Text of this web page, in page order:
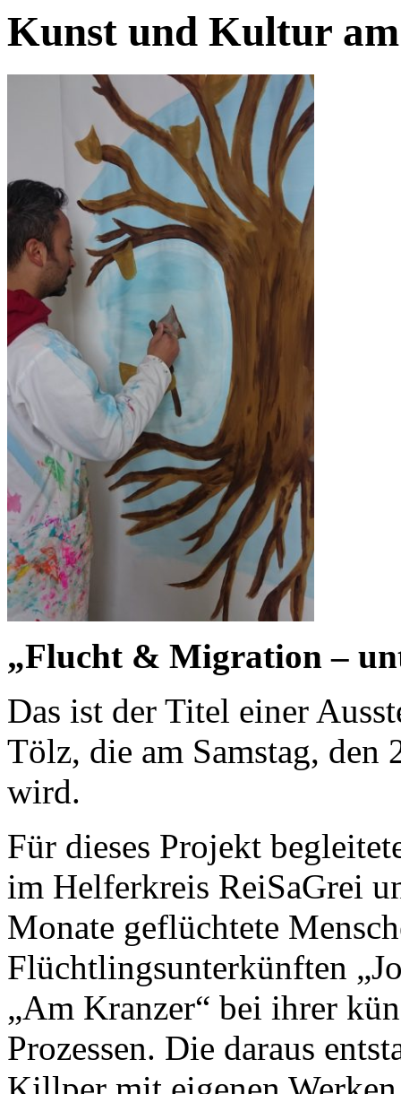
Kunst und Kultur
„Flucht & Migration –
Das ist der Titel einer
Tölz, die am Samstag,
wird.
Für dieses Projekt
im Helferkreis ReiSaGrei
Monate geflüchtete
Flüchtlingsunterkünften
„Am Kranzer“ bei ihrer
Prozessen. Die daraus